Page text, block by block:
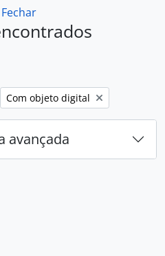
Fechar
Remover filtro:
Com objeto digital
avançada